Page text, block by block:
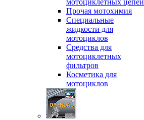
мотоциклетных цепей
Прочая мотохимия
Специальные
жидкости для
мотоциклов
Средства для
мотоциклетных
фильтров
Косметика для
мотоциклов